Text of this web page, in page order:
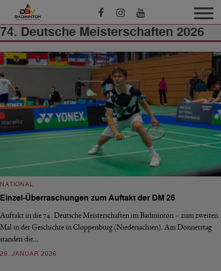
74. Deutsche Meisterschaften 2026
NATIONAL
Einzel-Überraschungen zum Auftakt der DM 26
Auftakt in die 74. Deutsche Meisterschaften im Badminton – zum zweiten
Mal in der Geschichte in Cloppenburg (Niedersachsen). Am Donnerstag
standen die…
29. JANUAR 2026